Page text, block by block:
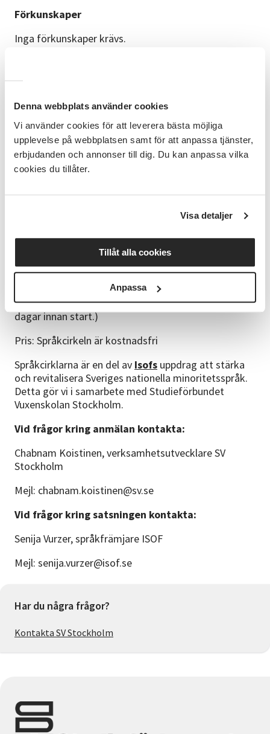
Denna webbplats använder cookies
Vi använder cookies för att leverera bästa möjliga
upplevelse på webbplatsen samt för att anpassa tjänster,
erbjudanden och annonser till dig. Du kan anpassa vilka
cookies du tillåter.
Visa detaljer
Tillåt alla cookies
Anpassa
Förkunskaper
Inga förkunskaper krävs.
cirkelledare för vår språkcirkel i romani chib -kaale!
Mellan 1996 och 1998 arbetade Tuula som
språklärare i Åbo stads grundskolor, där hon
undervisade elever i årskurs 1–7 i kaale. Hon har även
utbildat sig vid Årsta folkhögskola i Stockholm, där
Välkommen att följa med på en språkresa där romani
Tillsammans håller vi språket levande och för det
vidare till kommande generationer.
Bra att veta
Plats: Digitalt via Zoom (länken kommer på mejlen
dagar innan start.)
Pris: Språkcirkeln är kostnadsfri
Språkcirklarna är en del av Isofs uppdrag att stärka
och revitalisera Sveriges nationella minoritetsspråk.
Detta gör vi i samarbete med Studieförbundet
Vuxenskolan Stockholm.
Vid frågor kring anmälan kontakta:
Chabnam Koistinen, verksamhetsutvecklare SV
Stockholm
Mejl: chabnam.koistinen@sv.se
Vid frågor kring satsningen kontakta:
Senija Vurzer, språkfrämjare ISOF
Mejl: senija.vurzer@isof.se
Har du några frågor?
Kontakta SV Stockholm